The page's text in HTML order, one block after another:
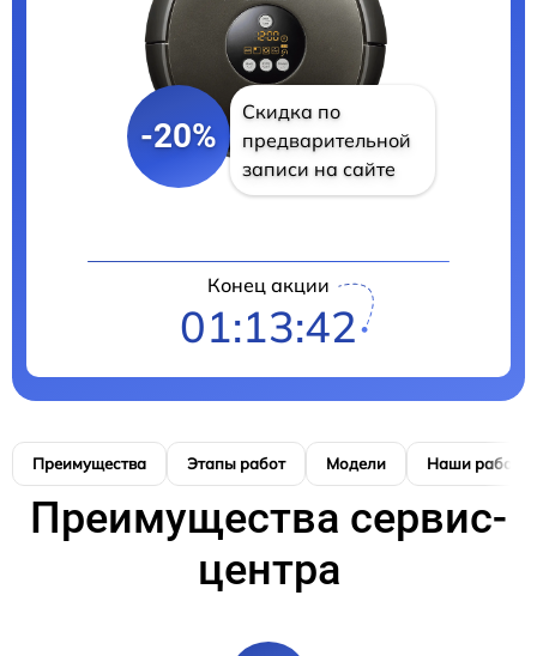
-20%
Скидка по
предварительной
записи на сайте
Конец акции
01:13:41
Преимущества Этапы работ Модели Наши работы
Преимущества сервис-
центра